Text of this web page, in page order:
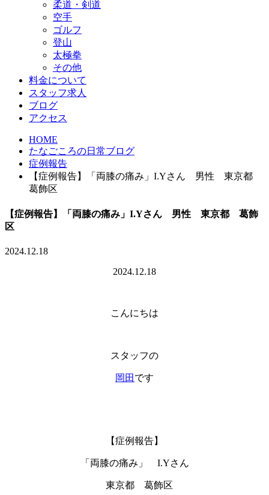
柔道・剣道
空手
ゴルフ
登山
太極拳
その他
料金について
スタッフ求人
ブログ
アクセス
HOME
たなごころの日常ブログ
症例報告
【症例報告】「両膝の痛み」I.Yさん 男性 東京都
葛飾区
【症例報告】「両膝の痛み」I.Yさん 男性 東京都 葛飾
区
2024.12.18
2024.12.18
こんにちは
スタッフの
岡田 です
【症例報告】
「両膝の痛み」 I.Yさん
東京都 葛飾区